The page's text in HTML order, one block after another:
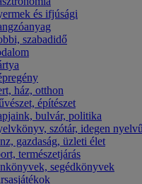
és ifjúsági
szabadidő
ház, otthon
építészet
bulvár, politika
szótár, idegen nyelvű
gazdaság, üzleti élet
természetjárás
segédkönyvek